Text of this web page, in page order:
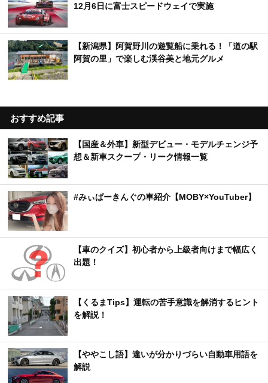
12月6日に富士スピードウェイで実施
【新潟県】阿賀野川の遊覧船に乗れる！「道の駅
阿賀の里」で楽しむ渓谷美と地元グルメ
おすすめ記事
【国産＆外車】新型デビュー・モデルチェンジ予
想＆新車スクープ・リーク情報一覧
#みぃぱーきんぐの車紹介【MOBY×YouTuber】
【車のクイズ】初心者から上級者向けまで幅広く
出題！
【くるまTips】運転の苦手意識を解消するヒント
を解説！
【ややこし語】違いが分かりづらい自動車用語を
解説